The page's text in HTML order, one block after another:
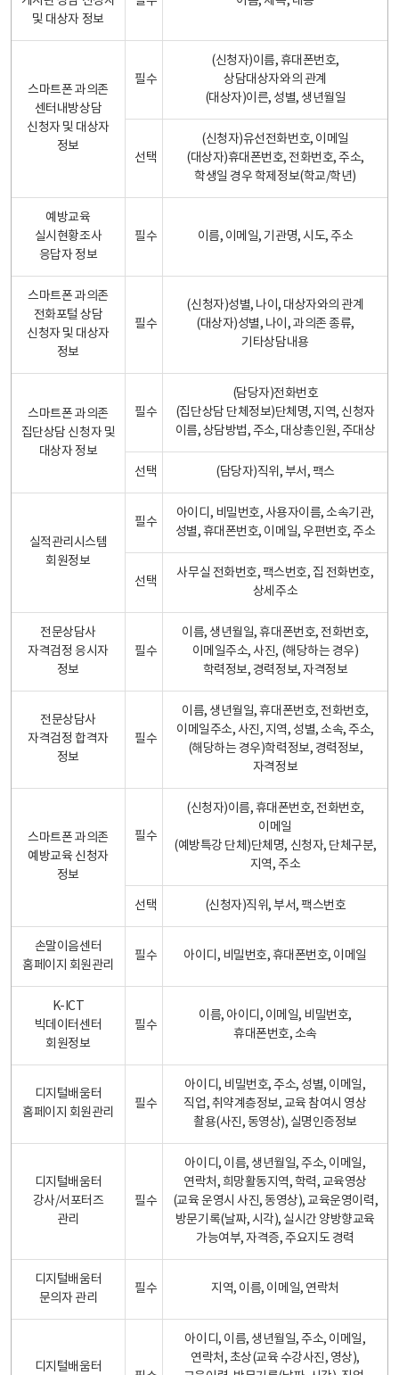
및 대상자 정보
스마트폰 과의존
센터내방상담
신청자 및 대상자
정보
필수
(신청자)이름, 휴대폰번호,
상담대상자와의 관계
(대상자)이른, 성별, 생년월일
선택
(신청자)유선전화번호, 이메일
(대상자)휴대폰번호, 전화번호, 주소,
학생일 경우 학제정보(학교/학년)
예방교육
실시현황조사
응답자 정보
필수 이름, 이메일, 기관명, 시도, 주소
스마트폰 과의존
전화포털 상담
신청자 및 대상자
정보
필수
(신청자)성별, 나이, 대상자와의 관계
(대상자)성별, 나이, 과의존 종류,
기타상담내용
스마트폰 과의존
집단상담 신청자 및
대상자 정보
필수
(담당자)전화번호
(집단상담 단체정보)단체명, 지역, 신청자
이름, 상담방법, 주소, 대상총인원, 주대상
선택 (담당자)직위, 부서, 팩스
실적관리시스템
회원정보
필수
아이디, 비밀번호, 사용자이름, 소속기관,
성별, 휴대폰번호, 이메일, 우편번호, 주소
선택
사무실 전화번호, 팩스번호, 집 전화번호,
상세주소
전문상담사
자격검정 응시자
정보
필수
이름, 생년월일, 휴대폰번호, 전화번호,
이메일주소, 사진, (해당하는 경우)
학력정보, 경력정보, 자격정보
전문상담사
자격검정 합격자
정보
필수
이름, 생년월일, 휴대폰번호, 전화번호,
이메일주소, 사진, 지역, 성별, 소속, 주소,
(해당하는 경우)학력정보, 경력정보,
자격정보
스마트폰 과의존
예방교육 신청자
정보
필수
(신청자)이름, 휴대폰번호, 전화번호,
이메일
(예방특강 단체)단체명, 신청자, 단체구분,
지역, 주소
선택 (신청자)직위, 부서, 팩스번호
손말이음센터
홈페이지 회원관리
필수 아이디, 비밀번호, 휴대폰번호, 이메일
K-ICT
빅데이터센터
회원정보
필수
이름, 아이디, 이메일, 비밀번호,
휴대폰번호, 소속
디지털배움터
홈페이지 회원관리
필수
아이디, 비밀번호, 주소, 성별, 이메일,
직업, 취약계층정보, 교육 참여시 영상
촬용(사진, 동영상), 실명인증정보
디지털배움터
강사/서포터즈
관리
필수
아이디, 이름, 생년월일, 주소, 이메일,
연락처, 희망활동지역, 학력, 교육영상
(교육 운영시 사진, 동영상), 교육운영이력,
방문기록(날짜, 시각), 실시간 양방향교육
가능여부, 자격증, 주요지도 경력
디지털배움터
문의자 관리
필수 지역, 이름, 이메일, 연락처
디지털배움터
아이디, 이름, 생년월일, 주소, 이메일,
연락처, 초상(교육 수강사진, 영상),